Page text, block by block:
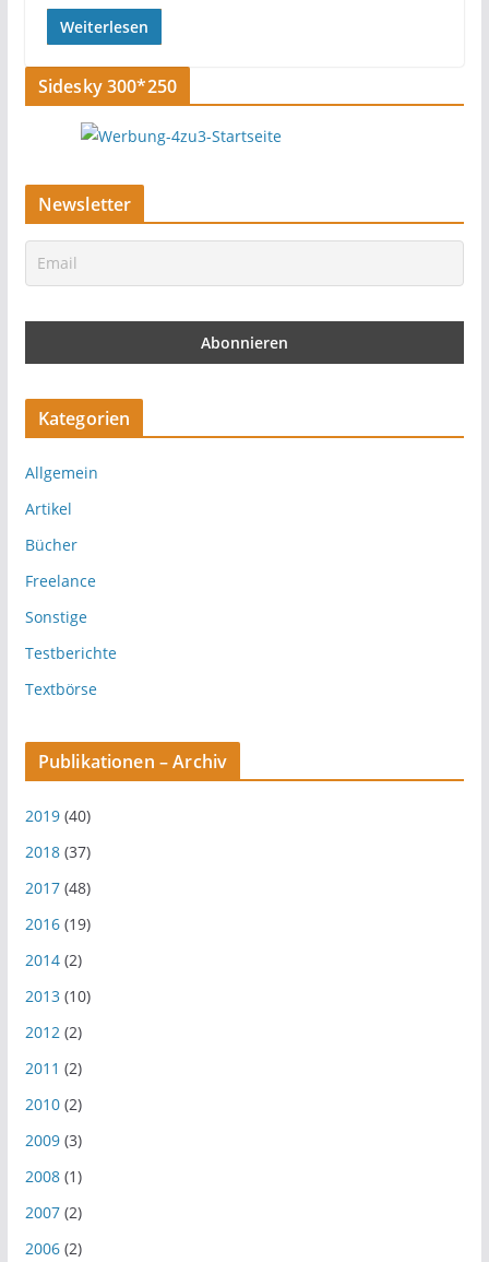
Weiterlesen
Sidesky 300*250
Newsletter
Kategorien
Allgemein
Artikel
Bücher
Freelance
Sonstige
Testberichte
Textbörse
Publikationen – Archiv
2019(40)
2018(37)
2017(48)
2016(19)
2014(2)
2013(10)
2012(2)
2011 (2)
2010(2)
2009(3)
2008(1)
2007(2)
2006(2)